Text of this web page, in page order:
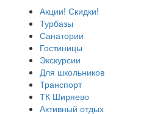
Акции! Скидки!
Турбазы
Санатории
Гостиницы
Экскурсии
Для школьников
Транспорт
ТК Ширяево
Активный отдых